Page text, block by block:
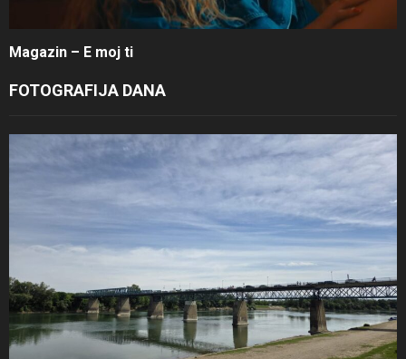
Magazin – E moj ti
FOTOGRAFIJA DANA